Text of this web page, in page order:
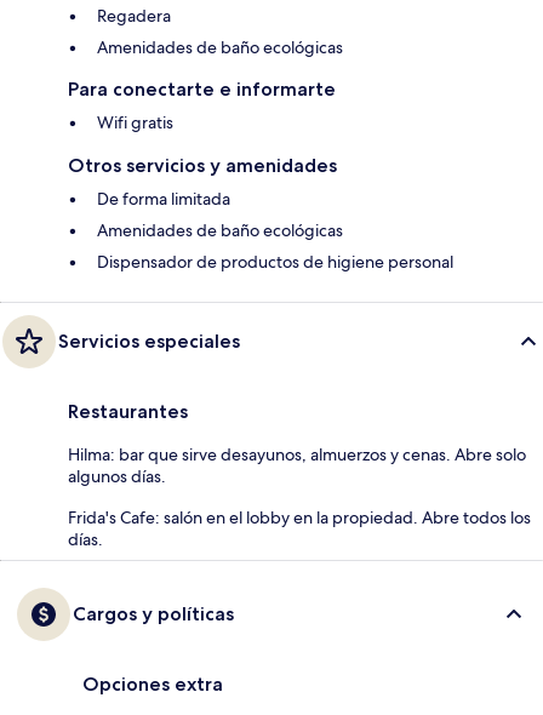
Regadera
Amenidades de baño ecológicas
Para conectarte e informarte
Wifi gratis
Otros servicios y amenidades
De forma limitada
Amenidades de baño ecológicas
Dispensador de productos de higiene personal
Servicios especiales
Restaurantes
Hilma: bar que sirve desayunos, almuerzos y cenas. Abre solo
algunos días.
Frida's Cafe: salón en el lobby en la propiedad. Abre todos los
días.
Cargos y políticas
Opciones extra